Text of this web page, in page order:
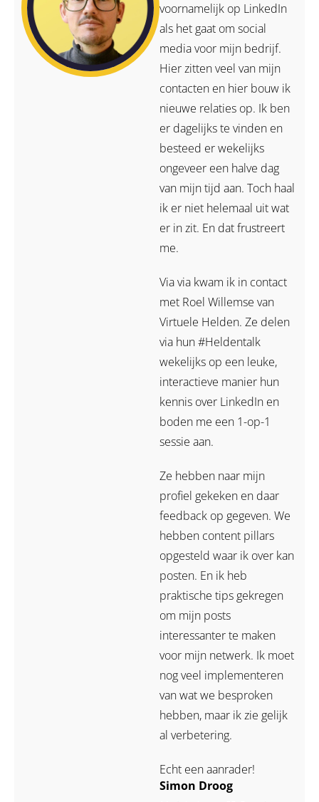
voornamelijk op LinkedIn
als het gaat om social
media voor mijn bedrijf.
Hier zitten veel van mijn
contacten en hier bouw ik
nieuwe relaties op. Ik ben
er dagelijks te vinden en
besteed er wekelijks
ongeveer een halve dag
van mijn tijd aan. Toch haal
ik er niet helemaal uit wat
er in zit. En dat frustreert
me.
Via via kwam ik in contact
met Roel Willemse van
Virtuele Helden. Ze delen
via hun #Heldentalk
wekelijks op een leuke,
interactieve manier hun
kennis over LinkedIn en
boden me een 1-op-1
sessie aan.
Ze hebben naar mijn
profiel gekeken en daar
feedback op gegeven. We
hebben content pillars
opgesteld waar ik over kan
posten. En ik heb
praktische tips gekregen
om mijn posts
interessanter te maken
voor mijn netwerk. Ik moet
nog veel implementeren
van wat we besproken
hebben, maar ik zie gelijk
al verbetering.
Echt een aanrader!
Simon Droog